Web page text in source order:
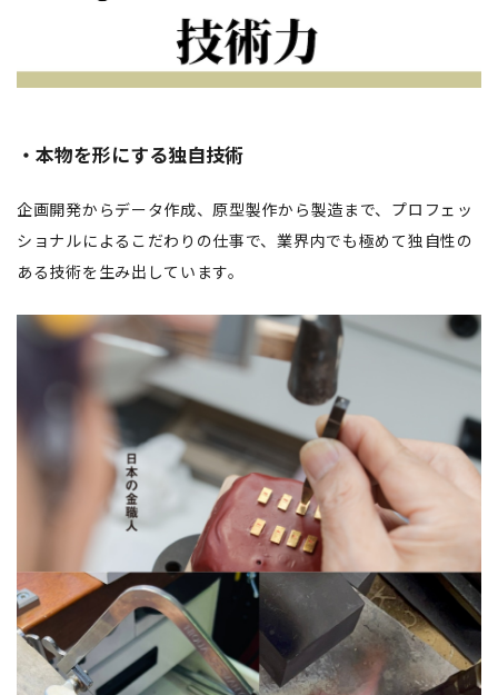
・本物を形にする独自技術
企画開発からデータ作成、原型製作から製造まで、プロフェッ
ショナルによるこだわりの仕事で、業界内でも極めて独自性の
ある技術を生み出しています。